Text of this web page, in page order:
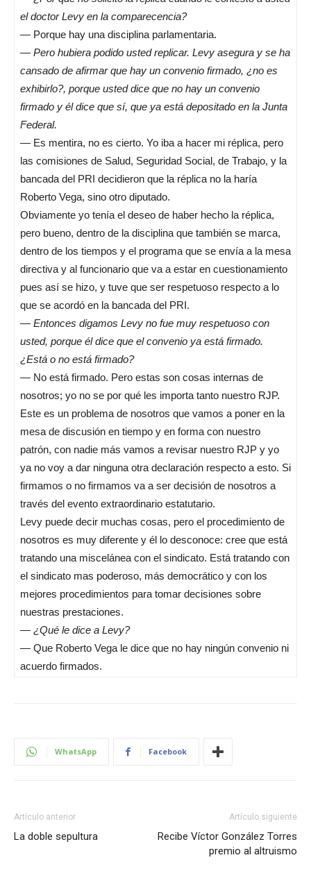
el doctor Levy en la comparecencia?
— Porque hay una disciplina parlamentaria.
— Pero hubiera podido usted replicar. Levy asegura y se ha
cansado de afirmar que hay un convenio firmado, ¿no es
exhibirlo?, porque usted dice que no hay un convenio
firmado y él dice que sí, que ya está depositado en la Junta
Federal.
— Es mentira, no es cierto. Yo iba a hacer mi réplica, pero
las comisiones de Salud, Seguridad Social, de Trabajo, y la
bancada del PRI decidieron que la réplica no la haría
Roberto Vega, sino otro diputado.
Obviamente yo tenía el deseo de haber hecho la réplica,
pero bueno, dentro de la disciplina que también se marca,
dentro de los tiempos y el programa que se envía a la mesa
directiva y al funcionario que va a estar en cuestionamiento
pues así se hizo, y tuve que ser respetuoso respecto a lo
que se acordó en la bancada del PRI.
— Entonces digamos Levy no fue muy respetuoso con
usted, porque él dice que el convenio ya está firmado.
¿Está o no está firmado?
— No está firmado. Pero estas son cosas internas de
nosotros; yo no se por qué les importa tanto nuestro RJP.
Este es un problema de nosotros que vamos a poner en la
mesa de discusión en tiempo y en forma con nuestro
patrón, con nadie más vamos a revisar nuestro RJP y yo
ya no voy a dar ninguna otra declaración respecto a esto. Si
firmamos o no firmamos va a ser decisión de nosotros a
través del evento extraordinario estatutario.
Levy puede decir muchas cosas, pero el procedimiento de
nosotros es muy diferente y él lo desconoce: cree que está
tratando una miscelánea con el sindicato. Está tratando con
el sindicato mas poderoso, más democrático y con los
mejores procedimientos para tomar decisiones sobre
nuestras prestaciones.
— ¿Qué le dice a Levy?
— Que Roberto Vega le dice que no hay ningún convenio ni
acuerdo firmados.
WhatsApp Facebook
Artículo anterior
La doble sepultura
Artículo siguiente
Recibe Víctor González Torres
premio al altruismo